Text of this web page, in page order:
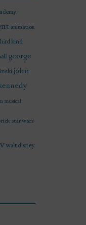
animation
kind
george
john
musical
star wars
walt disney